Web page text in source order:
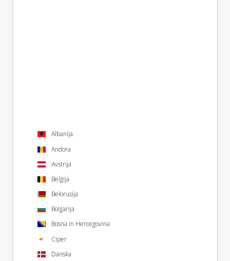
Albanija
Andora
Avstrija
Belgija
Belorusija
Bolgarija
Bosna in Hercegovina
Ciper
Danska